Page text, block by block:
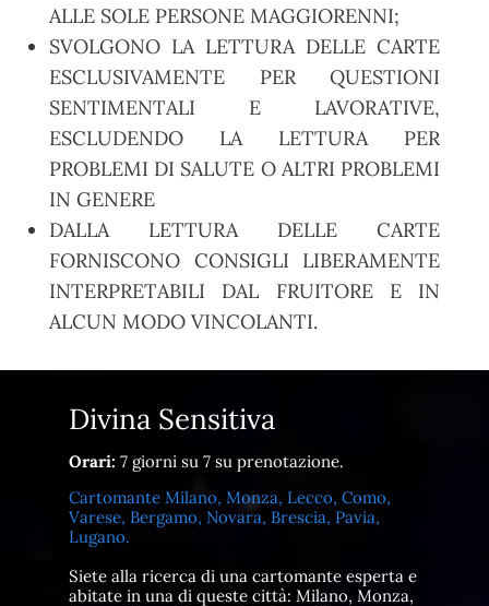
ALLE SOLE PERSONE MAGGIORENNI;
SVOLGONO LA LETTURA DELLE CARTE
ESCLUSIVAMENTE PER QUESTIONI
SENTIMENTALI E LAVORATIVE,
ESCLUDENDO LA LETTURA PER
PROBLEMI DI SALUTE O ALTRI PROBLEMI
IN GENERE
DALLA LETTURA DELLE CARTE
FORNISCONO CONSIGLI LIBERAMENTE
INTERPRETABILI DAL FRUITORE E IN
ALCUN MODO VINCOLANTI.
Divina Sensitiva
Orari: 7 giorni su 7 su prenotazione.
Cartomante Milano, Monza, Lecco, Como,
Varese, Bergamo, Novara, Brescia, Pavia,
Lugano.
Siete alla ricerca di una cartomante esperta e
abitate in una di queste città: Milano, Monza,